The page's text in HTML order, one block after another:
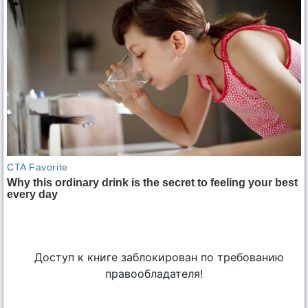
Доступ к книге заблокирован по требованию
правообладателя!